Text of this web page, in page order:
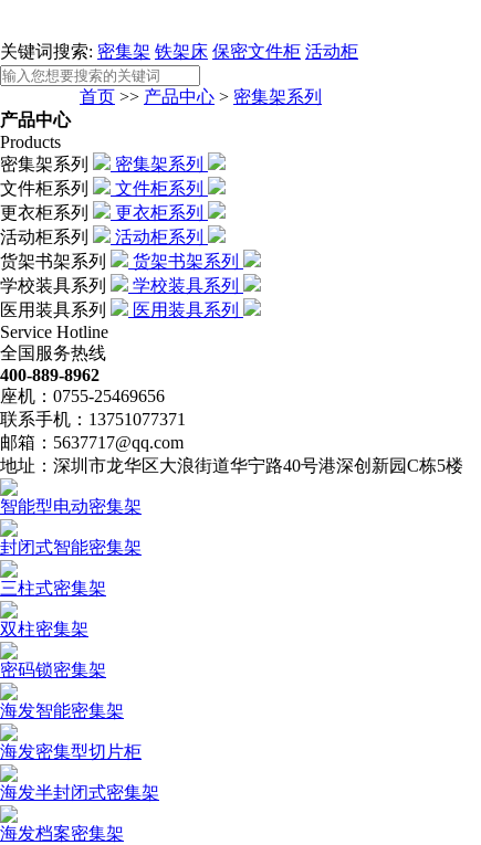
关键词搜索: 密集架 铁架床 保密文件柜 活动柜
首页 >> 产品中心 > 密集架系列
产品中心
Products
密集架系列
密集架系列
文件柜系列
文件柜系列
更衣柜系列
更衣柜系列
活动柜系列
活动柜系列
货架书架系列
货架书架系列
学校装具系列
学校装具系列
医用装具系列
医用装具系列
Service Hotline
全国服务热线
400-889-8962
座机：0755-25469656
联系手机：13751077371
邮箱：5637717@qq.com
地址：深圳市龙华区大浪街道华宁路40号港深创新园C栋5楼
智能型电动密集架
封闭式智能密集架
三柱式密集架
双柱密集架
密码锁密集架
海发智能密集架
海发密集型切片柜
海发半封闭式密集架
海发档案密集架